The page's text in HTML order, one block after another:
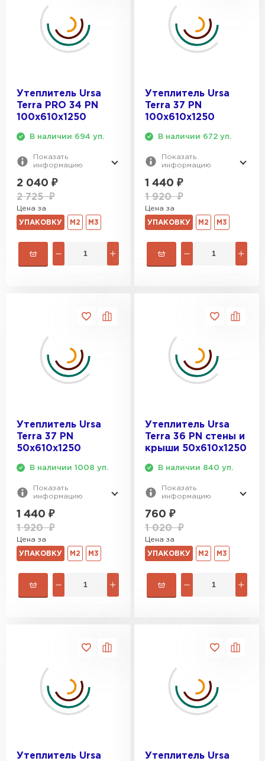
Утеплитель Ursa
Terra PRO 34 PN
100х610х1250
В наличии 694 уп.
Показать
информацию
2 040 ₽
2 725₽
Цена за
УПАКОВКУ М2 М3
Утеплитель Ursa
Terra 37 PN
100х610х1250
В наличии 672 уп.
Показать
информацию
1 440 ₽
1 920₽
Цена за
УПАКОВКУ М2 М3
Утеплитель Ursa
Terra 37 PN
50х610х1250
В наличии 1008 уп.
Показать
информацию
1 440 ₽
1 920₽
Цена за
УПАКОВКУ М2 М3
Утеплитель Ursa
Terra 36 PN cтены и
крыши 50х610х1250
В наличии 840 уп.
Показать
информацию
760 ₽
1 020₽
Цена за
УПАКОВКУ М2 М3
Утеплитель Ursa
Утеплитель Ursa